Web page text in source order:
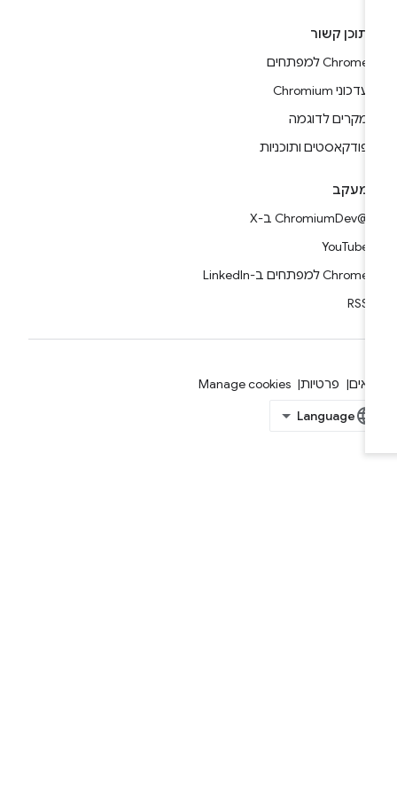
תוכן קשור
Chrome למפתחים
עדכוני Chromium
מקרים לדוגמה
פודקאסטים ותוכניות
מעקב
YouTube
Chrome למפתחים ב-LinkedIn
פרטיות Manage cookies